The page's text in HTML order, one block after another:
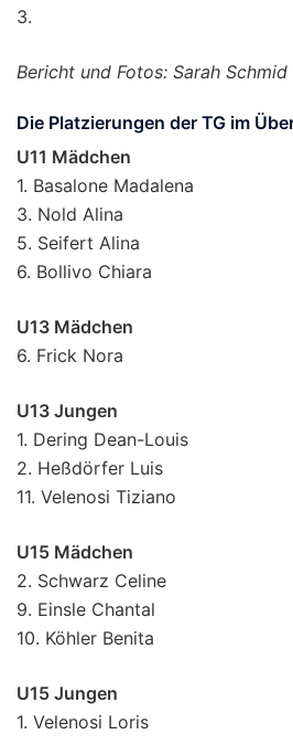
3.
Bericht und Fotos: Sarah Schmid
Die Platzierungen der TG im
U11 Mädchen
1. Basalone Madalena
3. Nold Alina
5. Seifert Alina
6. Bollivo Chiara
U13 Mädchen
6. Frick Nora
U13 Jungen
1. Dering Dean-Louis
2. Heßdörfer Luis
11. Velenosi Tiziano
U15 Mädchen
2. Schwarz Celine
9. Einsle Chantal
10. Köhler Benita
U15 Jungen
1. Velenosi Loris